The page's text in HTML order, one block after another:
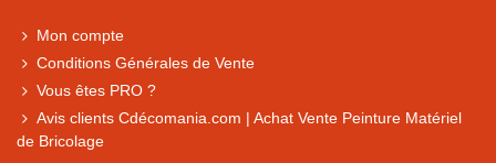
Mon compte
Conditions Générales de Vente
Vous êtes PRO ?
Avis clients Cdécomania.com | Achat Vente Peinture Matériel
de Bricolage